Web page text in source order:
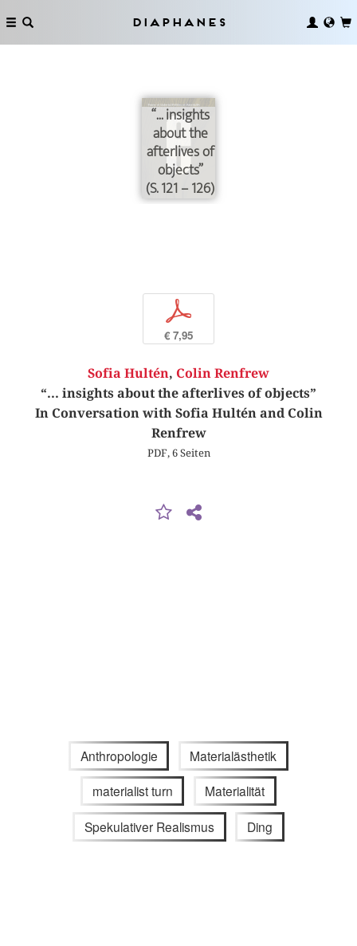
Diaphanes
“... insights
about the
afterlives of
objects”
(S. 121 – 126)
p
€ 7,95
Sofia Hultén, Colin Renfrew
“... insights about the afterlives of objects”
In Conversation with Sofia Hultén and Colin
Renfrew
PDF, 6 Seiten
Anthropologie Materialästhetik
materialist turn Materialität
Spekulativer Realismus Ding